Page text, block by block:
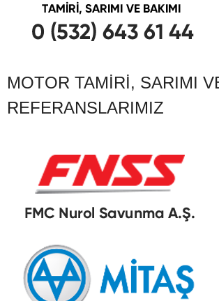
MOTOR TAMIRI, SARIMI
REFERANSLARIMIZ